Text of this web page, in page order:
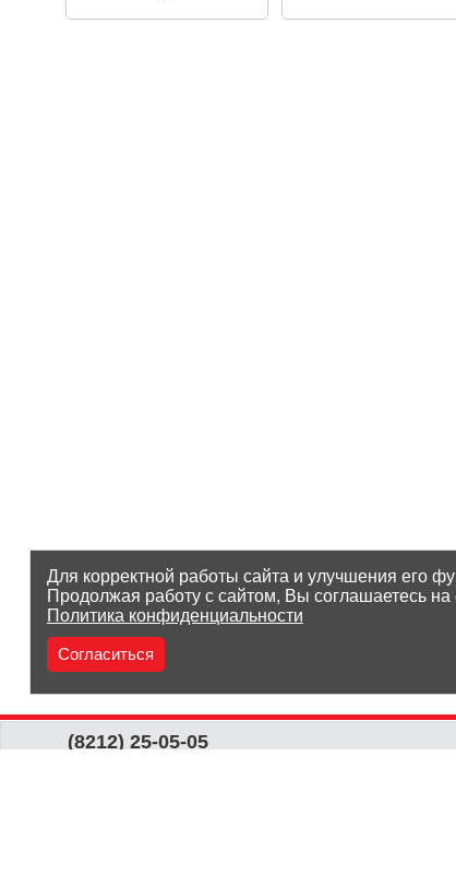
Для корректной работы сайта и улучшения его
Продолжая работу с сайтом, Вы соглашаетесь
Политика конфиденциальности
Согласиться
(8212) 25-05-05